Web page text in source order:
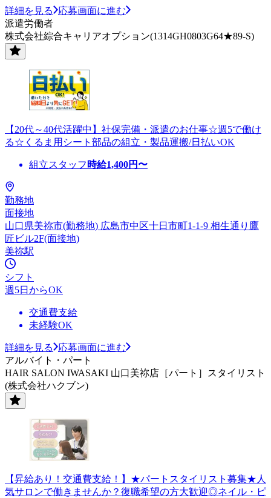
詳細を見る
応募画面に進む
派遣労働者
株式会社綜合キャリアオプション(1314GH0803G64★89-S)
【20代～40代活躍中】社保完備・派遣のお仕事☆週5で働け
る☆くるま用シート部品の組立・製品運搬/日払いOK
組立スタッフ 時給1,400円〜
勤務地
面接地
山口県美祢市(勤務地) 広島市中区十日市町1-1-9 相生通り鷹
匠ビル2F(面接地)
美祢駅
シフト
週5日からOK
交通費支給
未経験OK
詳細を見る
応募画面に進む
アルバイト・パート
HAIR SALON IWASAKI 山口美祢店［パート］スタイリスト
(株式会社ハクブン)
【昇給あり！交通費支給！】★パートスタイリスト募集★人
気サロンで働きませんか？復職希望の方大歓迎◎ネイル・ピ